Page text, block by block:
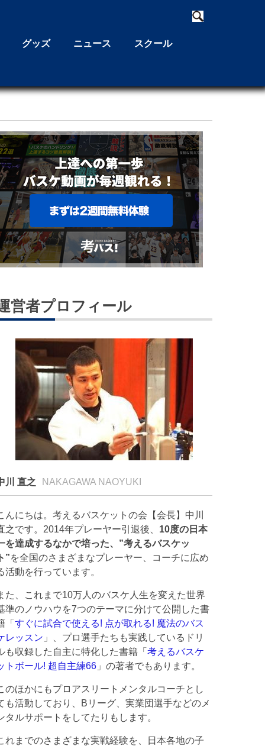
グッズ ニュース スクール
営者プロフィール
川 直之 NAKAGAWA NAOYUKI
んにちは。考えるバスケットの会【会長】中川
之です。2014年プレーヤー引退後、 10度の日本
を達成するなかで培った、”考えるバスケッ
”を全国のさまざまなプレーヤー、コーチに広め
活動を行っています。
た、これまで10万人のバスケ人生を変えた世界
準のノウハウを7つのテーマに分けて公開した書
「すぐに試合で使える! 点が取れる! 魔法のバス
レッスン 」、プロ選手たちも実践しているドリ
も収録した自主に特化した書籍「考えるバスケ
トボール! 超自主練66 」の著者でもあります。
のほかにもプロアスリートメンタルコーチとし
も活動しており、Bリーグ、実業団選手などのメ
タルサポートをしてたりもします。
れまでのさまざまな実戦経験を、日本各地の子